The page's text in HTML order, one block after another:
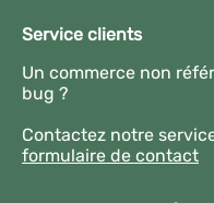
Service clients
Un commerce non
bug ?
Contactez notre
formulaire de contact